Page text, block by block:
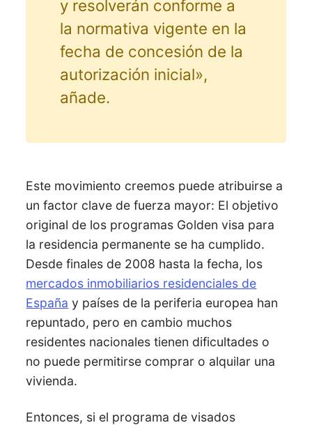
y resolverán conforme a
la normativa vigente en la
fecha de concesión de la
autorización inicial»,
añade.
Este movimiento creemos puede atribuirse a
un factor clave de fuerza mayor: El objetivo
original de los programas Golden visa para
la residencia permanente se ha cumplido.
Desde finales de 2008 hasta la fecha, los
mercados inmobiliarios residenciales de
España y países de la periferia europea han
repuntado, pero en cambio muchos
residentes nacionales tienen dificultades o
no puede permitirse comprar o alquilar una
vivienda.
Entonces, si el programa de visados